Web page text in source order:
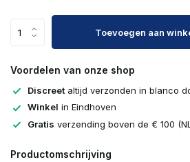
Toevoegen aan
Voordelen van onze shop
Discreet altijd verzonden in blanco
Winkel in Eindhoven
Gratis verzending boven de € 100
Productomschrijving